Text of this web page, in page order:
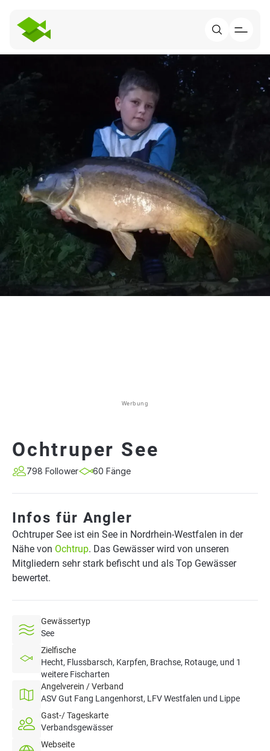
Werbung
Ochtruper See
798 Follower 60 Fänge
Infos für Angler
Ochtruper See ist ein See in Nordrhein-Westfalen in der
Nähe von Ochtrup. Das Gewässer wird von unseren
Mitgliedern sehr stark befischt und als Top Gewässer
bewertet.
Gewässertyp
See
Zielfische
Hecht, Flussbarsch, Karpfen, Brachse, Rotauge, und 1
weitere Fischarten
Angelverein / Verband
ASV Gut Fang Langenhorst, LFV Westfalen und Lippe
Gast-/ Tageskarte
Verbandsgewässer
Webseite